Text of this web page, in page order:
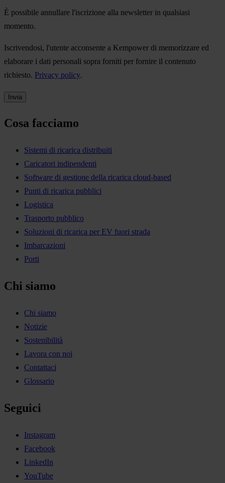
È possibile annullare l'iscrizione alla newsletter in qualsiasi
momento.
Iscrivendosi, l'utente acconsente a Kempower di memorizzare ed
elaborare i dati personali sopra forniti per fornire il contenuto
richiesto. Privacy policy.
Cosa facciamo
Sistemi di ricarica distribuiti
Caricatori indipendenti
Software di gestione della ricarica cloud-based
Punti di ricarica pubblici
Logistica
Trasporto pubblico
Soluzioni di ricarica per EV fuori strada
Imbarcazioni
Porti
Chi siamo
Chi siamo
Notizie
Sostenibilità
Lavora con noi
Contattaci
Glossario
Seguici
Instagram
Facebook
LinkedIn
YouTube